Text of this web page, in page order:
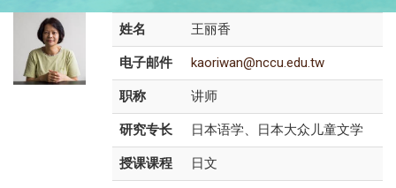
姓名 王丽香
电子邮件 kaoriwan@nccu.edu.tw
职称 讲师
研究专长 日本语学、日本大众儿童文学
授课课程 日文